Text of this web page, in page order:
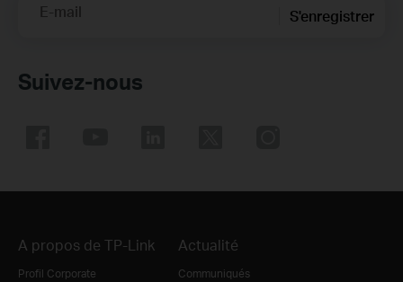
E-mail S'enregistrer
Suivez-nous
A propos de TP-Link
Profil Corporate
Actualité
Communiqués